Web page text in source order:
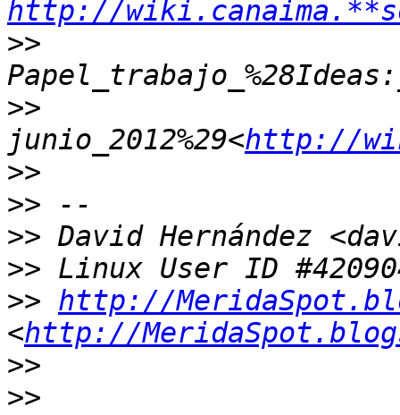
http://
>>
>>
junio_2012%29<http://
>>
>>
>>
>>
>> http://
<http://
>>
>>